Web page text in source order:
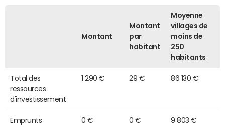
Montant
Montant
par
habitant
Moyenne
villages de
moins de
250
habitants
Total des
ressources
d'investissement
1 290 € 29 € 86 130 €
Emprunts 0 € 0 € 9 803 €